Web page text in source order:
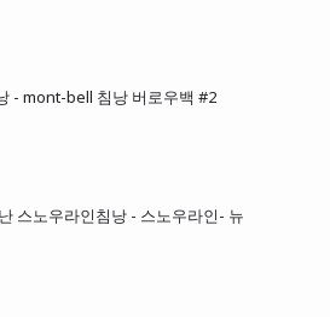
- mont-bell 침낭 버로우백 #2
스노우라인침낭 - 스노우라인- 뉴